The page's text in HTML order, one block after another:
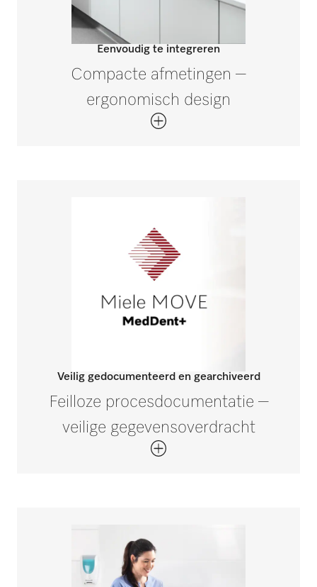
Eenvoudig te integreren
Compacte afmetingen –
ergonomisch design
Veilig gedocumenteerd en gearchiveerd
Feilloze procesdocumentatie –
veilige gegevensoverdracht